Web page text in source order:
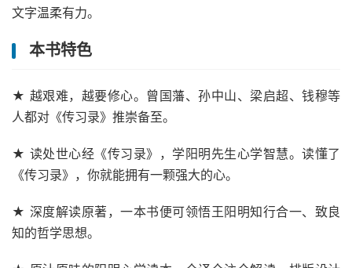
文字温柔有力。
本书特色
★ 越艰难，越要修心。曾国藩、孙中山、梁启超、钱穆等
人都对《传习录》推崇备至。
★ 读处世心经《传习录》，学阳明先生心学智慧。读懂了
《传习录》，你就能拥有一颗强大的心。
★ 深度解读原著，一本书便可领悟王阳明知行合一、致良
知的哲学思想。